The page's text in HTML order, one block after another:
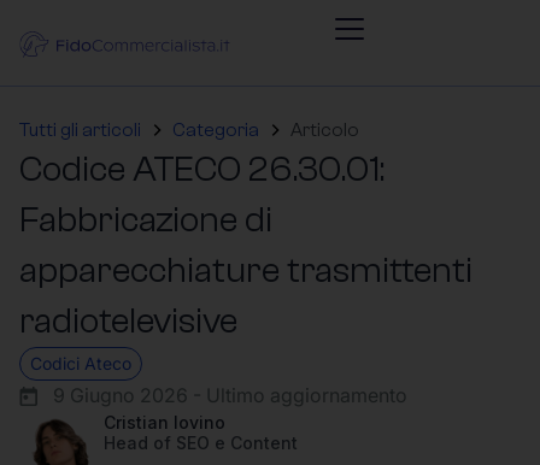
Tutti gli articoli Categoria Articolo
Codice ATECO 26.30.01:
Fabbricazione di
apparecchiature trasmittenti
radiotelevisive
Codici Ateco
9 Giugno 2026 - Ultimo aggiornamento
Cristian Iovino
Head of SEO e Content